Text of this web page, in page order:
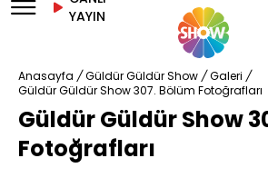
YAYIN
Anasayfa / Güldür Güldür Show / Galeri /
Güldür Güldür Show 307. Bölüm Fotoğrafları
Güldür Güldür Show
Fotoğrafları